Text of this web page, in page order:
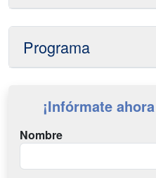
Programa
¡Infórmate
Nombre